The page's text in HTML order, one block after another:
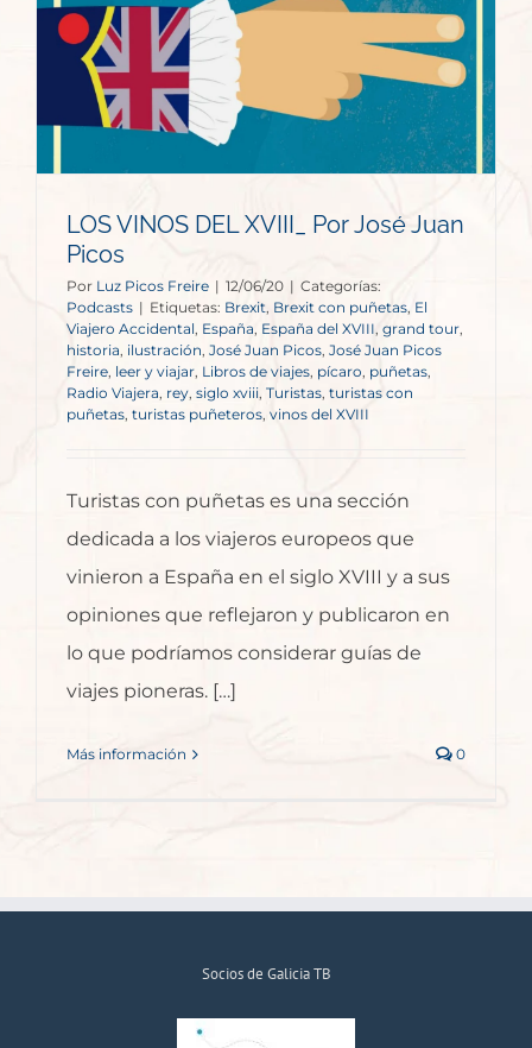
LOS VINOS DEL XVIII_ Por José Juan
Picos
Por Luz Picos Freire | 12/06/20 | Categorías:
Podcasts | Etiquetas: Brexit, Brexit con puñetas, El
Viajero Accidental, España, España del XVIII, grand tour,
historia, ilustración, José Juan Picos, José Juan Picos
Freire, leer y viajar, Libros de viajes, pícaro, puñetas,
Radio Viajera, rey, siglo xviii, Turistas, turistas con
puñetas, turistas puñeteros, vinos del XVIII
Turistas con puñetas es una sección
dedicada a los viajeros europeos que
vinieron a España en el siglo XVIII y a sus
opiniones que reflejaron y publicaron en
lo que podríamos considerar guías de
viajes pioneras. […]
Más información 0
Socios de Galicia TB